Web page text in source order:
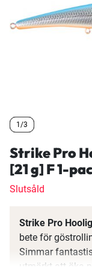
1/3
1/3
1/3
Strike Pro
[21 g] F 1-
Slutsåld
Strike Pro
bete för
Simmar
utmärkt att öka